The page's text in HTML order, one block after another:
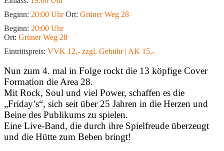
Beginn: 20:00 UhrOrt: Grüner Weg 28
Beginn: 20:00 Uhr
Ort: Grüner Weg 28
Eintrittspreis: VVK 12,- zzgl. Gebühr | AK 15,-
Nun zum 4. mal in Folge rockt die 13 köpfige Cover
Formation die Area 28.
Mit Rock, Soul und viel Power, schaffen es die
„Friday’s“, sich seit über 25 Jahren in die Herzen und
Beine des Publikums zu spielen.
Eine Live-Band, die durch ihre Spielfreude überzeugt
und die Hütte zum Beben bringt!